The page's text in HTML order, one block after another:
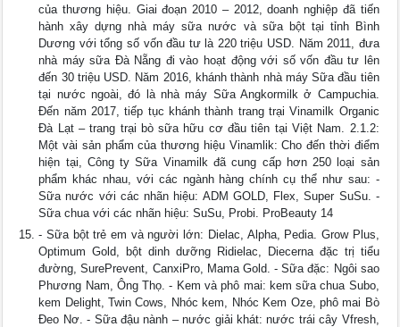
của thương hiệu. Giai đoạn 2010 – 2012, doanh nghiệp đã tiến
hành xây dựng nhà máy sữa nước và sữa bột tại tỉnh Bình
Dương với tổng số vốn đầu tư là 220 triệu USD. Năm 2011, đưa
nhà máy sữa Đà Nẵng đi vào hoạt động với số vốn đầu tư lên
đến 30 triệu USD. Năm 2016, khánh thành nhà máy Sữa đầu tiên
tại nước ngoài, đó là nhà máy Sữa Angkormilk ở Campuchia.
Đến năm 2017, tiếp tục khánh thành trang trại Vinamilk Organic
Đà Lạt – trang trại bò sữa hữu cơ đầu tiên tại Việt Nam. 2.1.2:
Một vài sản phẩm của thương hiệu Vinamlik: Cho đến thời điểm
hiện tại, Công ty Sữa Vinamilk đã cung cấp hơn 250 loại sản
phẩm khác nhau, với các ngành hàng chính cụ thể như sau: -
Sữa nước với các nhãn hiệu: ADM GOLD, Flex, Super SuSu. -
Sữa chua với các nhãn hiệu: SuSu, Probi. ProBeauty 14
- Sữa bột trẻ em và người lớn: Dielac, Alpha, Pedia. Grow Plus,
Optimum Gold, bột dinh dưỡng Ridielac, Diecerna đặc trị tiểu
đường, SurePrevent, CanxiPro, Mama Gold. - Sữa đặc: Ngôi sao
Phương Nam, Ông Thọ. - Kem và phô mai: kem sữa chua Subo,
kem Delight, Twin Cows, Nhóc kem, Nhóc Kem Oze, phô mai Bò
Đeo Nơ. - Sữa đậu nành – nước giải khát: nước trái cây Vfresh,